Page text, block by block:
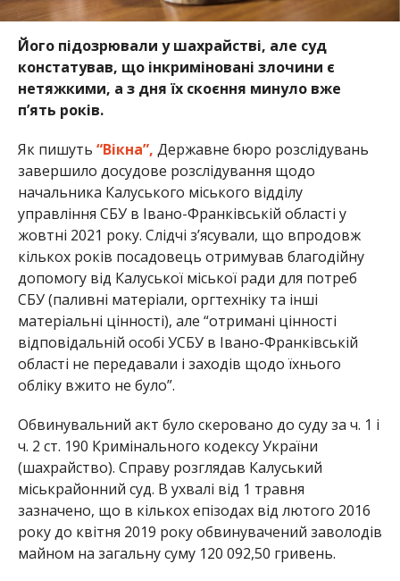
Його підозрювали у шахрайстві, але суд
констатував, що інкриміновані злочини є
нетяжкими, а з дня їх скоєння минуло вже
п’ять років.
Як пишуть “Вікна”, Державне бюро розслідувань
завершило досудове розслідування щодо
начальника Калуського міського відділу
управління СБУ в Івано-Франківській області у
жовтні 2021 року. Слідчі з’ясували, що впродовж
кількох років посадовець отримував благодійну
допомогу від Калуської міської ради для потреб
СБУ (паливні матеріали, оргтехніку та інші
матеріальні цінності), але “отримані цінності
відповідальній особі УСБУ в Івано-Франківській
області не передавали і заходів щодо їхнього
обліку вжито не було”.
Обвинувальний акт було скеровано до суду за ч. 1 і
ч. 2 ст. 190 Кримінального кодексу України
(шахрайство). Справу розглядав Калуський
міськрайонний суд. В ухвалі від 1 травня
зазначено, що в кількох епізодах від лютого 2016
року до квітня 2019 року обвинувачений заволодів
майном на загальну суму 120 092,50 гривень.